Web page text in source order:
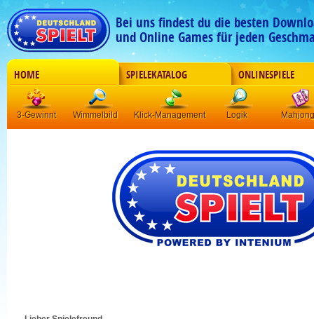
Bei uns findest du die besten
und Online Games für jeden
HOME SPIELEKATALOG ONLINESPIELE
3-Gewinnt Wimmelbild Klick-Management Logik Mahjong